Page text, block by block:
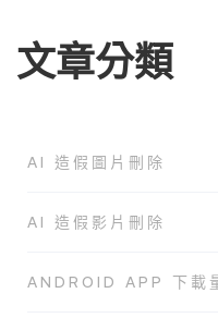
文章分類
AI 造假圖片刪除
AI 造假影片刪除
ANDROID APP 下載